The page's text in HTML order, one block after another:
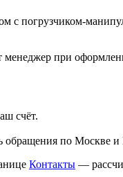
с погрузчиком-
менеджер при
счёт.
обращения по Москве
Контакты —